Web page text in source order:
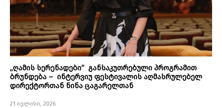
„ღამის სერენადები“ განსაკუთრებული პროგრამით
ბრუნდება – ინტერვიუ ფესტივალის აღმასრულებელ
დირექტორთან ნინა ცაგარელთან
21 ივლისი, 2026